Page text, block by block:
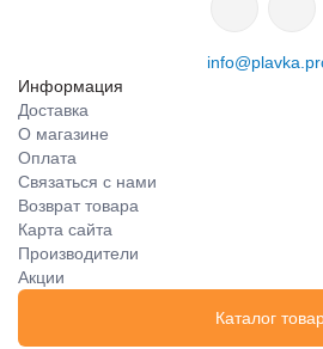
Информация
Доставка
О магазине
Оплата
Связаться с нами
Возврат товара
Карта сайта
Производители
Акции
Каталог